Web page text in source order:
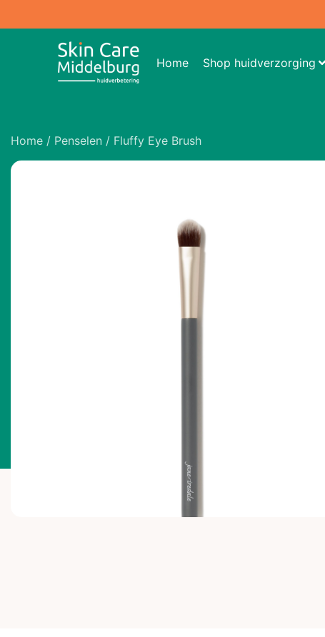
Home Shop huidverzorging
Home / Penselen / Fluffy Eye Brush